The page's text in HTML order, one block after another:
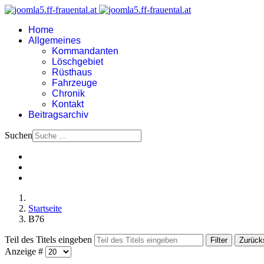
Home
Allgemeines
Kommandanten
Löschgebiet
Rüsthaus
Fahrzeuge
Chronik
Kontakt
Beitragsarchiv
Suchen
Startseite
B76
Teil des Titels eingeben Filter
Anzeige #